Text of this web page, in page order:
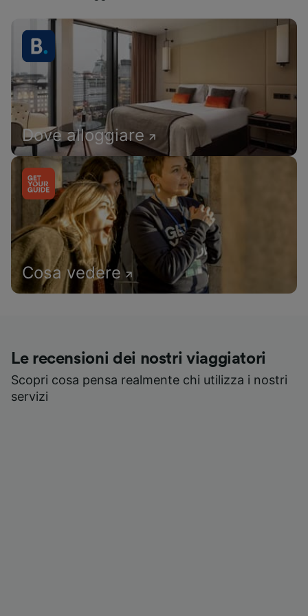
Dove alloggiare
Cosa vedere
Le recensioni dei nostri viaggiatori
Scopri cosa pensa realmente chi utilizza i nostri
servizi